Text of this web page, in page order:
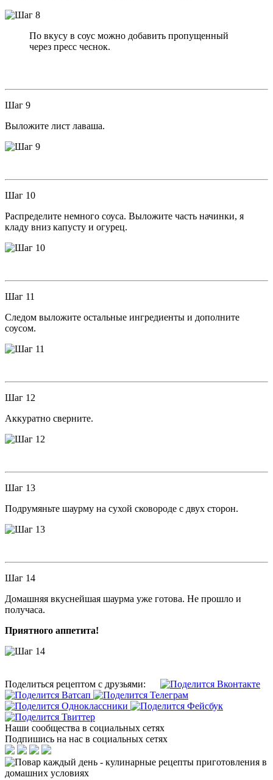
По вкусу в соус можно добавить пропущенный
через пресс чеснок.
Шаг 9
Выложите лист лаваша.
Шаг 10
Распределите немного соуса. Выложите часть начинки, я
кладу вниз капусту и огурец.
Шаг 11
Следом выложите остальные ингредиенты и дополните
соусом.
Шаг 12
Аккуратно сверните.
Шаг 13
Подрумяньте шаурму на сухой сковороде с двух сторон.
Шаг 14
Домашняя вкуснейшая шаурма уже готова. Не прошло и
получаса.
Приятного аппетита!
Поделиться рецептом с друзьями:
Наши сообщества в социальных сетях
Подпишись на нас в социальных сетях